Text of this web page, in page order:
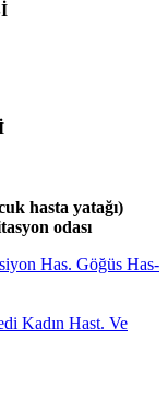
hasta yatağı)
odası
Has. Göğüs Has-
Kadın Hast. Ve